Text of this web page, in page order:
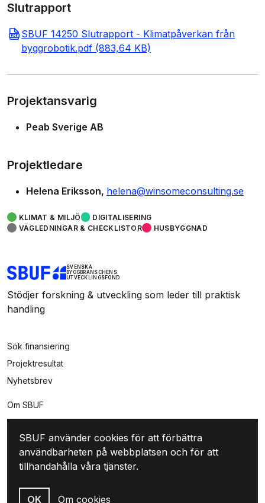
Slutrapport
SBUF 14250 Slutrapport - Klimatpåverkan från
byggrobotik.pdf (883,64 KB)
Projektansvarig
Peab Sverige AB
Projektledare
Helena Eriksson helena@winsomeconsulting.se
KLIMAT & MILJÖ
DIGITALISERING
VÄGLEDNINGAR & CHECKLISTOR
HUSBYGGNAD
SVENSKA
BYGGBRANSCHENS
UTVECKLINGSFOND
Stödjer forskning & utveckling som leder till praktisk
handling
Sök finansiering
Projektresultat
Nyhetsbrev
Om SBUF
Kontakt
Integritet
Mina sidor
Skapa konto
SBUF använder cookies för att förbättra
användbarheten på webbplatsen och för att
tillhandahålla våra tjänster.
OK Om cookies